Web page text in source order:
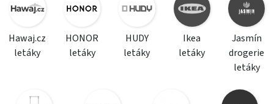
Hawaj.cz
letáky
HONOR
letáky
HUDY
letáky
Ikea
letáky
Jasmín
drogerie
letáky